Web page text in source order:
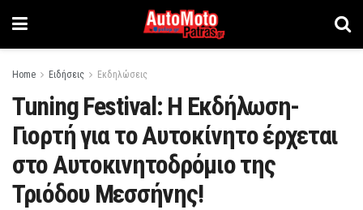
Home Ειδήσεις Εκδηλώσεις
Tuning Festival: Η Εκδήλωση-
Γιορτή για το Αυτοκίνητο έρχεται
στο Αυτοκινητοδρόμιο της
Τριόδου Μεσσήνης!